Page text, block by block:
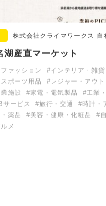
株式会社クライマワークス 自
産直マーケット
ァッション #インテリア・雑貨
ポーツ用品
#レジャー・アウト
施設
#家電・電気製品 #工業
サービス
#旅行・交通 #時計・
薬品
#美容・健康・化粧品 #
メ